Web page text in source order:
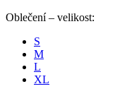
Oblečení – velikost:
S
M
L
XL